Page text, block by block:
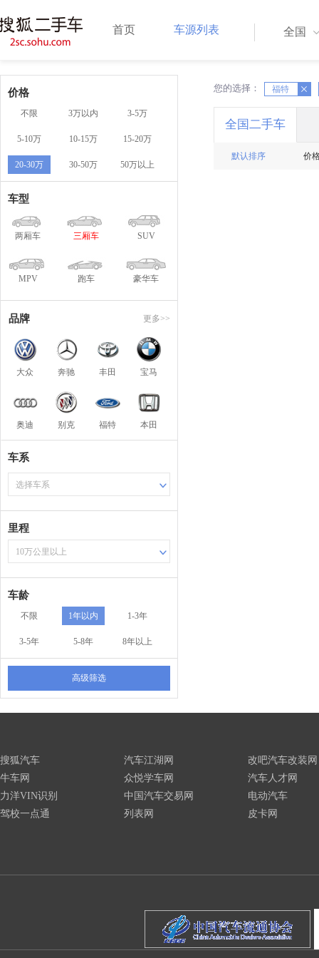
首页 车源列表 全国
价格
不限 3万以内 3-5万
5-10万 10-15万 15-20万
20-30万 30-50万 50万以上
车型
两厢车 三厢车 SUV
MPV 跑车 豪华车
品牌 更多>>
大众 奔驰 丰田 宝马
奥迪 别克 福特 本田
车系
选择车系
里程
10万公里以上
车龄
不限 1年以内 1-3年
3-5年 5-8年 8年以上
高级筛选
您的选择： 福特
X X
全国二手车
默认排序 价
搜狐汽车
牛车网
力洋VIN识别
驾校一点通
汽车江湖网
众悦学车网
中国汽车交易网
列表网
改吧汽车改装网
汽车人才网
电动汽车
皮卡网